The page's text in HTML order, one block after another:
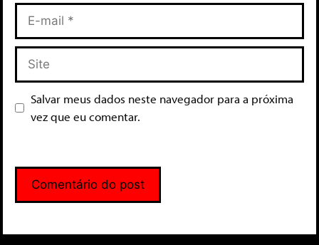
Salvar meus dados neste navegador para a próxima
vez que eu comentar.